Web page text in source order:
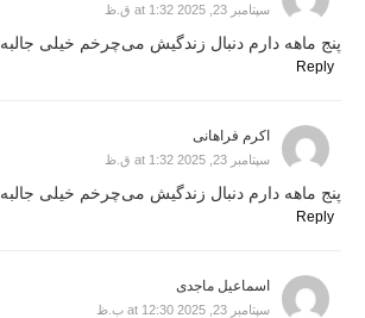
سپتامبر 23, 2025 at 1:32 ق.ظ
پنج ماهه دارم دنبال زندگیش می‌چرخم خیلی جالبه
Reply
اکرم فراهانی
سپتامبر 23, 2025 at 1:32 ق.ظ
پنج ماهه دارم دنبال زندگیش می‌چرخم خیلی جالبه
Reply
اسماعیل ماجدی
سپتامبر 23, 2025 at 12:30 ب.ظ